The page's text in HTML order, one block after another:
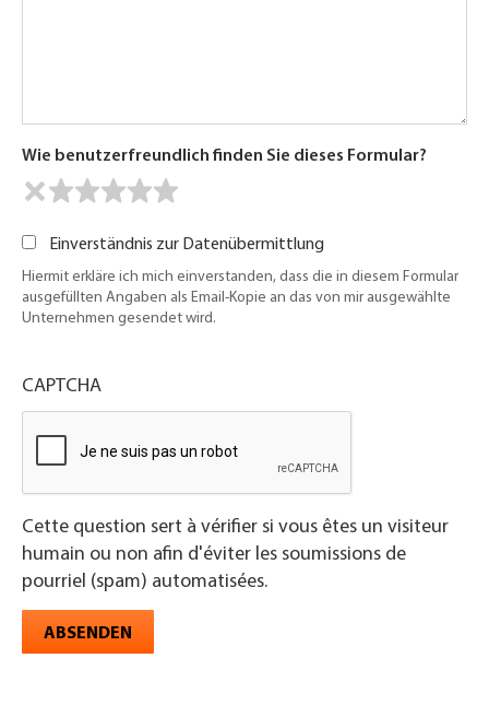
Wie benutzerfreundlich finden Sie dieses Formular?
Einverständnis zur Datenübermittlung
Hiermit erkläre ich mich einverstanden, dass die in diesem Formular
ausgefüllten Angaben als Email-Kopie an das von mir ausgewählte
Unternehmen gesendet wird.
CAPTCHA
Cette question sert à vérifier si vous êtes un visiteur
humain ou non afin d'éviter les soumissions de
pourriel (spam) automatisées.
ABSENDEN